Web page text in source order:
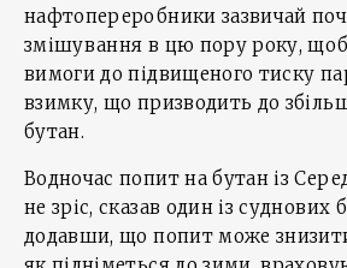
нафтопереробники зазвичай
змішування в цю пору року,
вимоги до підвищеного тиску
взимку, що призводить до
бутан.
Водночас попит на бутан із
не зріс, сказав один із суднових
додавши, що попит може